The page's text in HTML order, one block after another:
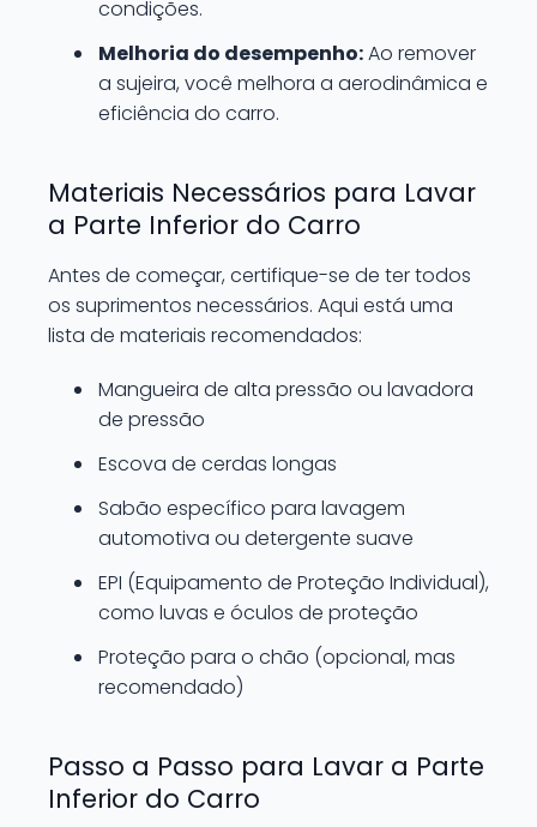
condições.
Melhoria do desempenho:Ao remover
a sujeira, você melhora a aerodinâmica e
eficiência do carro.
Materiais Necessários para Lavar
a Parte Inferior do Carro
Antes de começar, certifique-se de ter todos
os suprimentos necessários. Aqui está uma
lista de materiais recomendados:
Mangueira de alta pressão ou lavadora
de pressão
Escova de cerdas longas
Sabão específico para lavagem
automotiva ou detergente suave
EPI (Equipamento de Proteção Individual),
como luvas e óculos de proteção
Proteção para o chão (opcional, mas
recomendado)
Passo a Passo para Lavar a Parte
Inferior do Carro